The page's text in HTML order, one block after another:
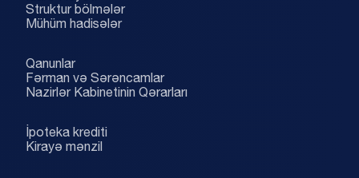
Struktur bölmələr
Mühüm hadisələr
Qanunlar
Fərman və Sərəncamlar
Nazirlər Kabinetinin Qərarları
İpoteka krediti
Kirayə mənzil